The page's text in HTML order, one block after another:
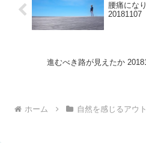
腰痛にな
20181107
進むべき路が見えたか
ホーム 自然を感じるアウ